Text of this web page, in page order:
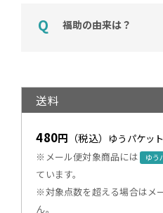
福助の由来は？
送料
480円 （税込） ゆうパケッ
※メール便対象商品には ゆう
ています。
※対象点数を超える場合はメ
ん。